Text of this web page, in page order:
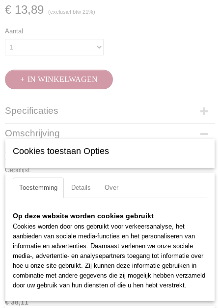
€ 13,89 (exclusief btw 21%)
Aantal
IN WINKELWAGEN
Specificaties
Productcode
2597-18
EAN code
Productcode leverancier
Omschrijving
Aan beide zijden voorzien van een zeskantprofiel en de korte zijde is
voorzien van een gat waar een draaistang doorheen kan steken.
Gepolijst.
Totale lengte: 195 mm
Ook interessant
€ 38,11
Cookies toestaan Opties
Toestemming Details Over
Op deze website worden cookies gebruikt
Cookies worden door ons gebruikt voor verkeersanalyse, het
aanbieden van sociale media-functies en het personaliseren van
informatie en advertenties. Daarnaast verlenen we onze sociale
media-, advertentie- en analysepartners toegang tot informatie over
hoe u onze site gebruikt. Zij kunnen deze informatie gebruiken in
combinatie met andere gegevens die zij mogelijk hebben verzameld
door uw gebruik van hun diensten of die u hen hebt verstrekt.